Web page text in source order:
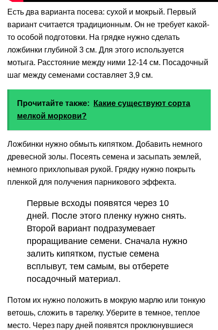
Есть два варианта посева: сухой и мокрый. Первый
вариант считается традиционным. Он не требует какой-
то особой подготовки. На грядке нужно сделать
ложбинки глубиной 3 см. Для этого используется
мотыга. Расстояние между ними 12-14 см. Посадочный
шаг между семенами составляет 3,9 см.
Прочитайте также:
Какие существуют сорта
мелкой моркови?
Ложбинки нужно обмыть кипятком. Добавить немного
древесной золы. Посеять семена и засыпать землей,
немного прихлопывая рукой. Грядку нужно покрыть
пленкой для получения парникового эффекта.
Первые всходы появятся через 10
дней. После этого пленку нужно снять.
Второй вариант подразумевает
проращивание семени. Сначала нужно
залить кипятком, пустые семена
всплывут, тем самым, вы отберете
посадочный материал.
Потом их нужно положить в мокрую марлю или тонкую
ветошь, сложить в тарелку. Уберите в темное, теплое
место. Через пару дней появятся проклюнувшиеся